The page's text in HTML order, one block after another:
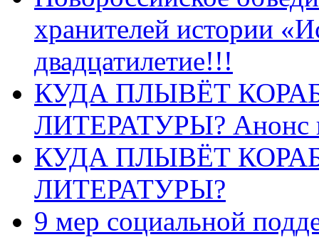
хранителей истории
двадцатилетие!!!
КУДА ПЛЫВЁТ
ЛИТЕРАТУРЫ? Анонс
КУДА ПЛЫВЁТ
ЛИТЕРАТУРЫ?
9 мер социальной